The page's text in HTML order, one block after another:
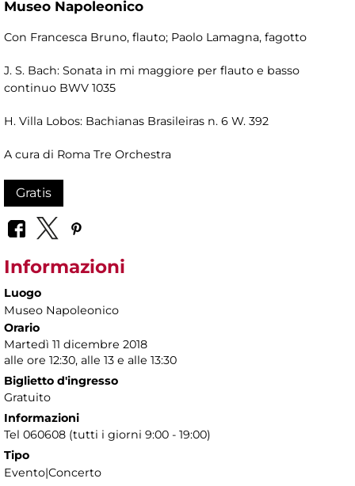
Museo Napoleonico
Con Francesca Bruno, flauto; Paolo Lamagna, fagotto
J. S. Bach: Sonata in mi maggiore per flauto e basso
continuo BWV 1035
H. Villa Lobos: Bachianas Brasileiras n. 6 W. 392
A cura di Roma Tre Orchestra
Gratis
Informazioni
Luogo
Museo Napoleonico
Orario
Martedì 11 dicembre 2018
alle ore 12:30, alle 13 e alle 13:30
Biglietto d'ingresso
Gratuito
Informazioni
Tel 060608 (tutti i giorni 9:00 - 19:00)
Tipo
Evento|Concerto